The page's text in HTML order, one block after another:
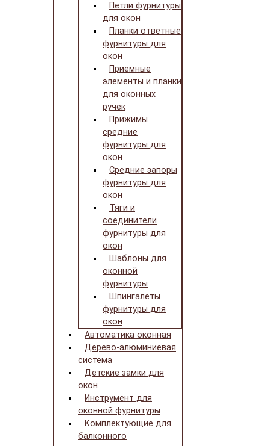
Петли фурнитуры
для окон
Планки ответные
фурнитуры для
окон
Приемные
элементы и планки
для оконных
ручек
Прижимы
средние
фурнитуры для
окон
Средние запоры
фурнитуры для
окон
Тяги и
соединители
фурнитуры для
окон
Шаблоны для
оконной
фурнитуры
Шпингалеты
фурнитуры для
окон
Автоматика оконная
Дерево-алюминиевая
система
Детские замки для
окон
Инструмент для
оконной фурнитуры
Комплектующие для
балконного